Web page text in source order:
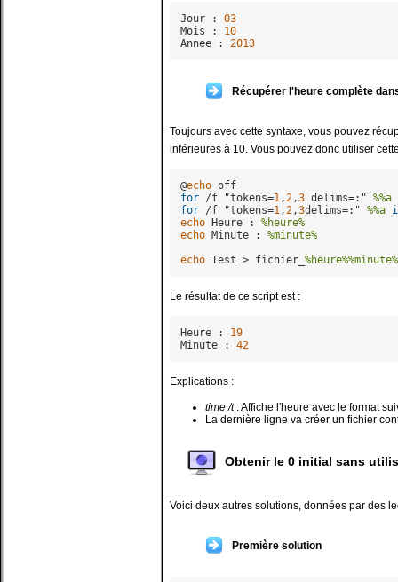
Jour : 03
Mois : 10
Annee : 2013
Récupérer l'heure complète
Toujours avec cette syntaxe, vous pouvez
inférieures à 10. Vous pouvez donc utiliser
@echo
for /f "tokens=1 , 2 ,3 delims=:" %%a
for /f "tokens=1 , 2 ,3delims=:" %%a
echo Heure : %heure%
echo Minute : %minute%
echo Test > fichier_ %heure%%minute%
Le résultat de ce script est :
Heure : 19
Minute : 42
Explications :
time /t: Affiche l'heure avec le format
La dernière ligne va créer un fichier
Obtenir le 0 initial sans
Voici deux autres solutions, données par des
Première solution